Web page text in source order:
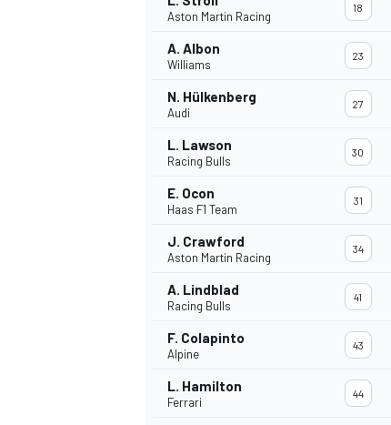
WEC DTM
Aston Martin Racing
18
A. Albon
Williams
23
N. Hülkenberg
Audi
27
L. Lawson
Racing Bulls
30
E. Ocon
Haas F1 Team
31
J. Crawford
Aston Martin Racing
34
A. Lindblad
Racing Bulls
41
F. Colapinto
Alpine
43
L. Hamilton
Ferrari
44